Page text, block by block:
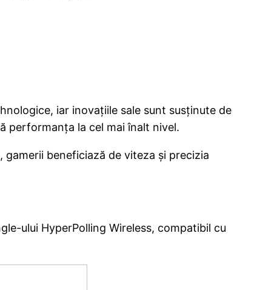
iar inovațiile sale sunt susținute de
performanța la cel mai înalt nivel.
beneficiază de viteza și precizia
ului HyperPolling Wireless, compatibil cu